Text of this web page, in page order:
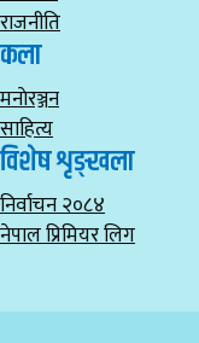
राजनीति
कला
मनाेरञ्जन
साहित्य
विशेष शृङ्खला
निर्वाचन २०८४
नेपाल प्रिमियर लिग